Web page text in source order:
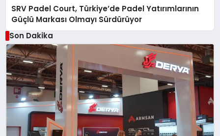
SRV Padel Court, Türkiye’de Padel Yatırımlarının
Güçlü Markası Olmayı Sürdürüyor
Son Dakika